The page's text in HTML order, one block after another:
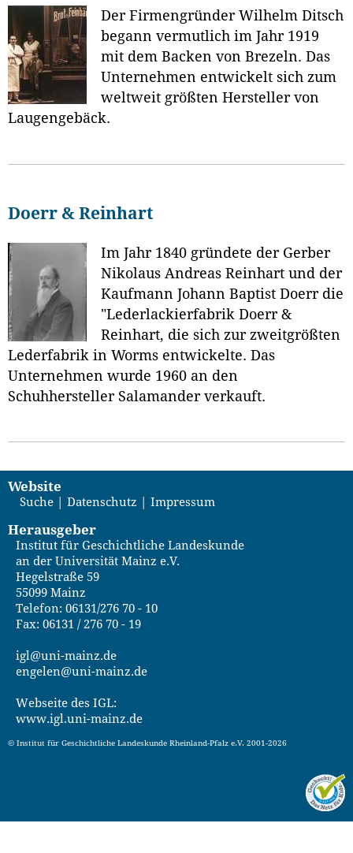
Der Firmengründer Wilhelm Ditsch
begann vermutlich im Jahr 1919
mit dem Backen von Brezeln. Das
Unternehmen entwickelt sich zum
weltweit größten Hersteller von
Laugengebäck.
Doerr & Reinhart
Im Jahr 1840 gründete der Gerber
Nikolaus Andreas Reinhart und der
Kaufmann Johann Baptist Doerr die
"Lederlackierfabrik Doerr &
Reinhart, die sich zur zweitgrößten
Lederfabrik in Worms entwickelte. Das
Unternehmen wurde 1960 an den
Schuhhersteller Salamander verkauft.
Website
Suche Datenschutz Impressum
Herausgeber
Institut für Geschichtliche Landeskunde
an der Universität Mainz e.V.
Hegelstraße 59
55099 Mainz
Telefon: 06131/276 70 - 10
Fax: 06131 / 276 70 - 19
igl@uni-mainz.de
engelen@uni-mainz.de
Webseite des IGL:
www.igl.uni-mainz.de
© Institut für Geschichtliche Landeskunde Rheinland-Pfalz e.V. 2001-2026